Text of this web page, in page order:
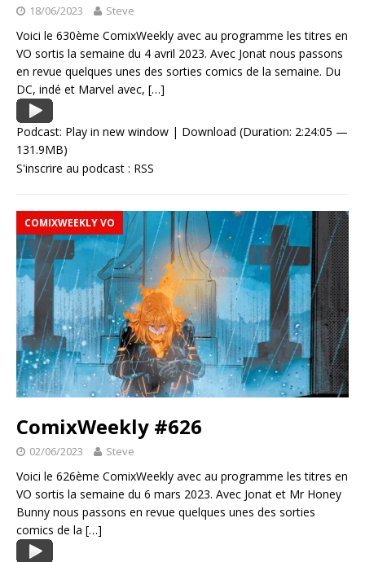
18/06/2023 Steve
Voici le 630ème ComixWeekly avec au programme les titres en
VO sortis la semaine du 4 avril 2023. Avec Jonat nous passons
en revue quelques unes des sorties comics de la semaine. Du
DC, indé et Marvel avec, […]
Podcast: Play in new window | Download (Duration: 2:24:05 —
131.9MB)
S'inscrire au podcast : RSS
COMIXWEEKLY VO
ComixWeekly #626
02/06/2023 Steve
Voici le 626ème ComixWeekly avec au programme les titres en
VO sortis la semaine du 6 mars 2023. Avec Jonat et Mr Honey
Bunny nous passons en revue quelques unes des sorties
comics de la […]